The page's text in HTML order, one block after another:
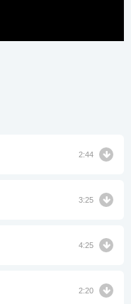
2:44
3:25
4:25
2:20